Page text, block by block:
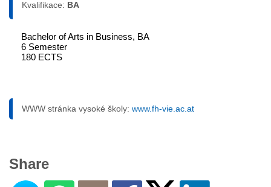
Kvalifikace: BA
Bachelor of Arts in Business, BA
6 Semester
180 ECTS
WWW stránka vysoké školy: www.fh-vie.ac.at
Share